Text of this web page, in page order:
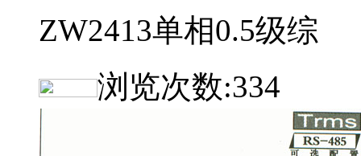
ZW2413单相0.5级综
浏览次数:334